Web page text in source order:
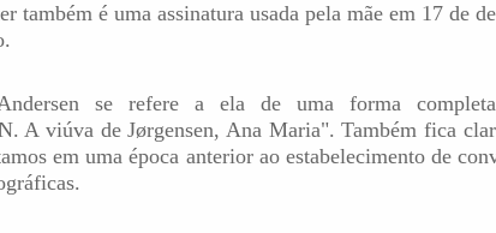
também é uma assinatura usada pela mãe em 17 de
se refere a ela de uma forma
A viúva de Jørgensen, Ana Maria". Também fica
em uma época anterior ao estabelecimento de